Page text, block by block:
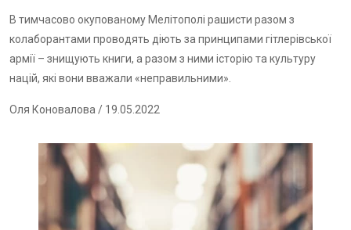
В тимчасово окупованому Мелітополі рашисти разом з
колаборантами проводять діють за принципами гітлерівської
армії – знищують книги, а разом з ними історію та культуру
націй, які вони вважали «неправильними».
Оля Коновалова / 19.05.2022